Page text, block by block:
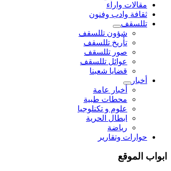
مقالات واراء
ثقافة وادب وفنون
تللسقف
شؤون تللسقف
تأريخ تللسقف
صور تللسقف
عوائل تللسقف
قضايا شعبنا
أخبار
أخبار عامة
محطات طبية
علوم و تکنلوجیا
ابطال الحرية
رياضة
حوارات وتقارير
ابواب الموقع